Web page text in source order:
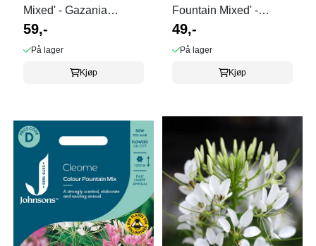
Mixed' - Gazania
splendens
59,-
På lager
Kjøp
Fountain Mixed' -
Cleome spinosa
49,-
På lager
Kjøp